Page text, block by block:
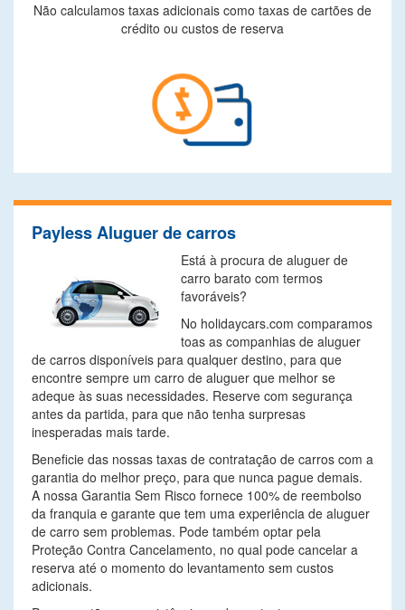
Não calculamos taxas adicionais como taxas de cartões de
crédito ou custos de reserva
Payless Aluguer de carros
Está à procura de aluguer de
carro barato com termos
favoráveis?
No holidaycars.com comparamos
toas as companhias de aluguer
de carros disponíveis para qualquer destino, para que
encontre sempre um carro de aluguer que melhor se
adeque às suas necessidades. Reserve com segurança
antes da partida, para que não tenha surpresas
inesperadas mais tarde.
Beneficie das nossas taxas de contratação de carros com a
garantia do melhor preço, para que nunca pague demais.
A nossa Garantia Sem Risco fornece 100% de reembolso
da franquia e garante que tem uma experiência de aluguer
de carro sem problemas. Pode também optar pela
Proteção Contra Cancelamento, no qual pode cancelar a
reserva até o momento do levantamento sem custos
adicionais.